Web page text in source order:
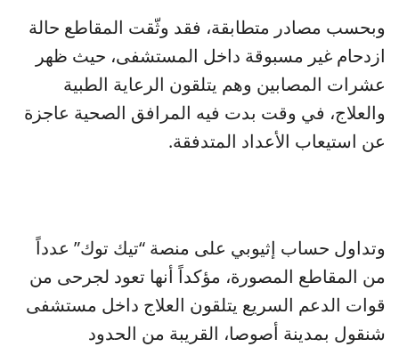
وبحسب مصادر متطابقة، فقد وثّقت المقاطع حالة
ازدحام غير مسبوقة داخل المستشفى، حيث ظهر
عشرات المصابين وهم يتلقون الرعاية الطبية
والعلاج، في وقت بدت فيه المرافق الصحية عاجزة
عن استيعاب الأعداد المتدفقة.
وتداول حساب إثيوبي على منصة “تيك توك” عدداً
من المقاطع المصورة، مؤكداً أنها تعود لجرحى من
قوات الدعم السريع يتلقون العلاج داخل مستشفى
شنقول بمدينة أصوصا، القريبة من الحدود